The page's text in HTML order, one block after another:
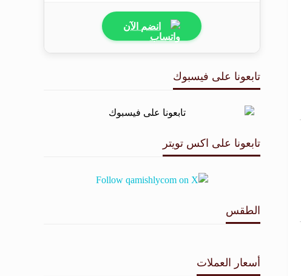
انضم الآن
تابعونا على فيسبوك
تابعونا على اكس تويتر
الطقس
أسعار العملات